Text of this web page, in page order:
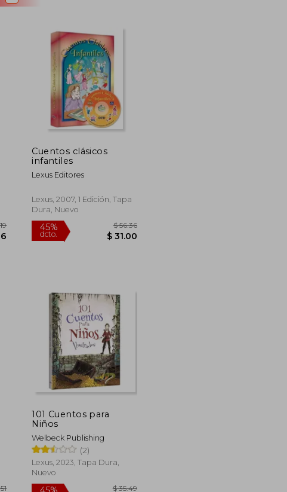
Cuentos clásicos
infantiles
Lexus Editores
Lexus, 2007, 1 Edición, Tapa
Dura, Nuevo
101 Cuentos para
Niños
Welbeck Publishing
(2)
Lexus, 2023, Tapa Dura,
Nuevo